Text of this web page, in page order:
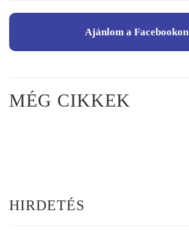
Ajánlom a Facebookon
MÉG CIKKEK
HIRDETÉS